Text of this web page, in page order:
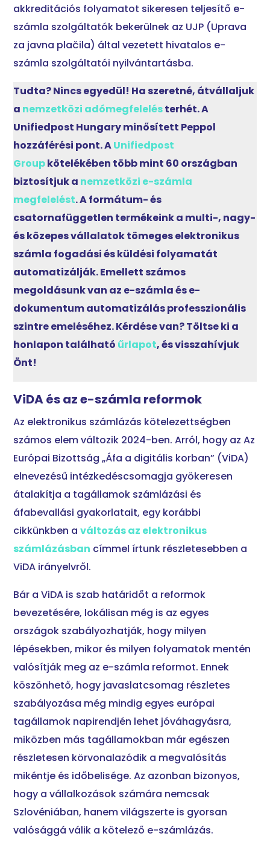
akkreditációs folyamatot sikeresen teljesítő e-
számla szolgáltatók bekerülnek az UJP (Uprava
za javna plačila) által vezetett hivatalos e-
számla szolgáltatói nyilvántartásba.
Tudta? Nincs egyedül! Ha szeretné, átvállaljuk
a nemzetközi adómegfelelésterhét. A
Unifiedpost Hungary minősített Peppol
hozzáférési pont. AUnifiedpost
Groupkötelékében több mint 60 országban
biztosítjuk a nemzetközi e-számla
megfelelést. A formátum- és
csatornafüggetlen termékeink a multi-, nagy-
és közepes vállalatok tömeges elektronikus
számla fogadási és küldési folyamatát
automatizálják. Emellett számos
megoldásunk van az e-számla és e-
dokumentum automatizálás professzionális
szintre emeléséhez. Kérdése van? Töltse ki a
honlapon található űrlapot, és visszahívjuk
Önt!
ViDA és az e-számla reformok
Az elektronikus számlázás kötelezettségben
számos elem változik 2024-ben. Arról, hogy az Az
Európai Bizottság „Áfa a digitális korban” (ViDA)
elnevezésű intézkedéscsomagja gyökeresen
átalakítja a tagállamok számlázási és
áfabevallási gyakorlatait, egy korábbi
cikkünkben a változás az elektronikus
számlázásban címmel írtunk részletesebben a
ViDA irányelvről.
Bár a ViDA is szab határidőt a reformok
bevezetésére, lokálisan még is az egyes
országok szabályozhatják, hogy milyen
lépésekben, mikor és milyen folyamatok mentén
valósítják meg az e-számla reformot. Ennek
köszönhető, hogy javaslatcsomag részletes
szabályozása még mindig egyes európai
tagállamok napirendjén lehet jóváhagyásra,
miközben más tagállamokban már egészen
részletesen körvonalazódik a megvalósítás
mikéntje és időbelisége. Az azonban bizonyos,
hogy a vállalkozások számára nemcsak
Szlovéniában, hanem világszerte is gyorsan
valósággá válik a kötelező e-számlázás.